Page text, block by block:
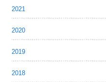
2021
2020
2019
2018